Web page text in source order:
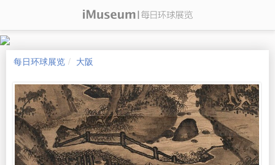
每日环球展览 大阪